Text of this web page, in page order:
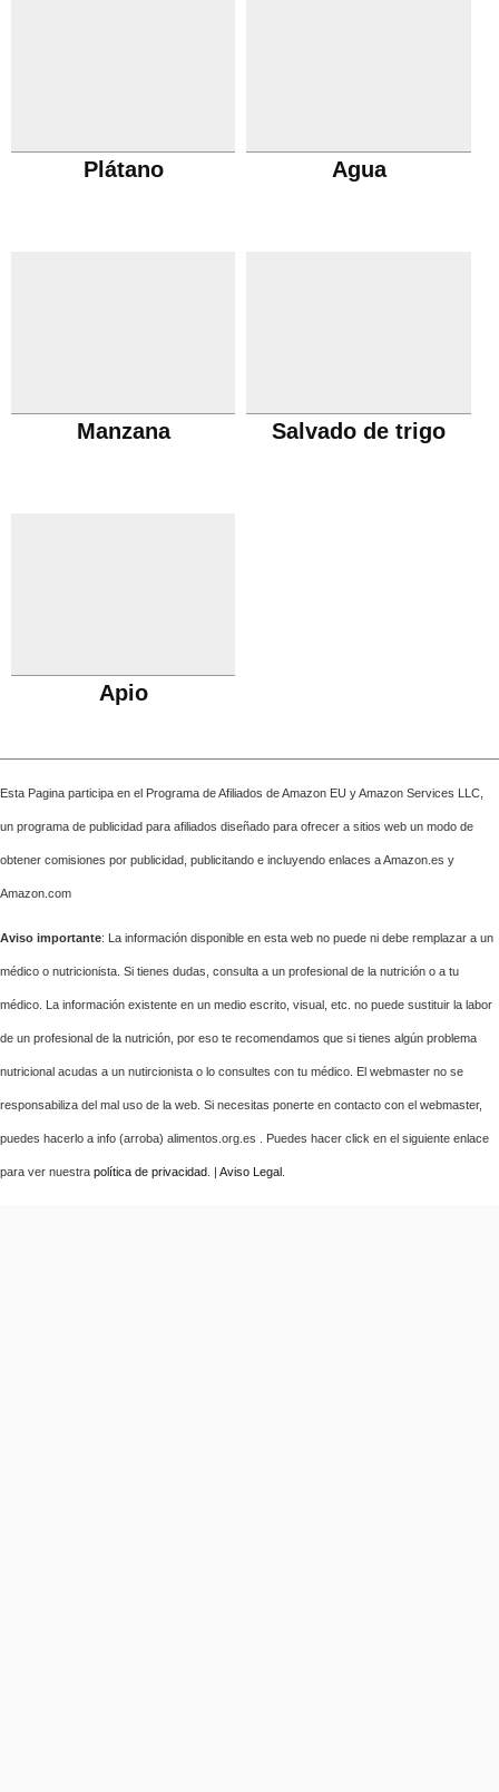
Plátano Agua
Manzana Salvado de trigo
Apio
Esta Pagina participa en el Programa de Afiliados de Amazon EU y Amazon Services LLC,
un programa de publicidad para afiliados diseñado para ofrecer a sitios web un modo de
obtener comisiones por publicidad, publicitando e incluyendo enlaces a Amazon.es y
Amazon.com
Aviso importante: La información disponible en esta web no puede ni debe remplazar a un
médico o nutricionista. Si tienes dudas, consulta a un profesional de la nutrición o a tu
médico. La información existente en un medio escrito, visual, etc. no puede sustituir la labor
de un profesional de la nutrición, por eso te recomendamos que si tienes algún problema
nutricional acudas a un nutircionista o lo consultes con tu médico. El webmaster no se
responsabiliza del mal uso de la web. Si necesitas ponerte en contacto con el webmaster,
puedes hacerlo a info (arroba) alimentos.org.es . Puedes hacer click en el siguiente enlace
para ver nuestra política de privacidad . | Aviso Legal